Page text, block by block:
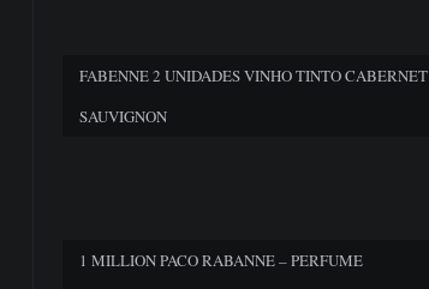
FABENNE 2 UNIDADES VINHO TINTO CABERNET
SAUVIGNON
1 MILLION PACO RABANNE – PERFUME